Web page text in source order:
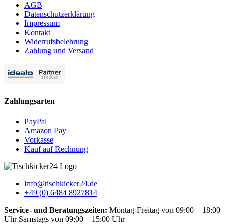
AGB
Datenschutzerklärung
Impressum
Kontakt
Widerrufsbelehrung
Zahlung und Versand
Zahlungsarten
PayPal
Amazon Pay
Vorkasse
Kauf auf Rechnung
info@tischkicker24.de
+49 (0) 6484 8927814
Service- und Beratungszeiten: Montag-Freitag von 09:00 – 18:00
Uhr Samstags von 09:00 – 15:00 Uhr